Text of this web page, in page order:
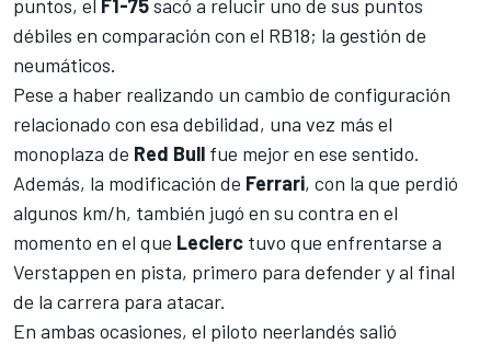
puntos, el F1-75sacó a relucir uno de sus puntos
débiles en comparación con el RB18; la gestión de
neumáticos.
Pese a haber realizando un cambio de configuración
relacionado con esa debilidad, una vez más el
monoplaza de Red Bull fue mejor en ese sentido.
Además, la modificación de Ferrari, con la que perdió
algunos km/h, también jugó en su contra en el
momento en el que Leclerc tuvo que enfrentarse a
Verstappen en pista, primero para defender y al final
de la carrera para atacar.
En ambas ocasiones, el piloto neerlandés salió